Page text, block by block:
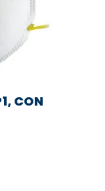
CON